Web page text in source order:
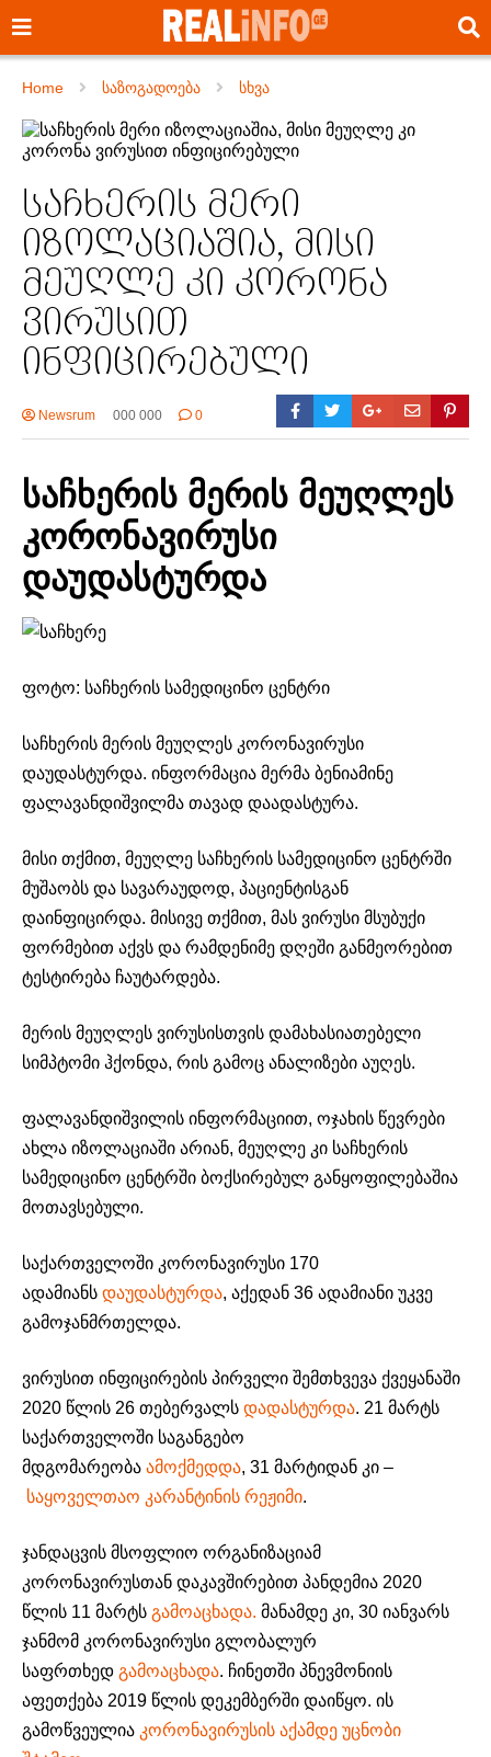
Home საზოგადოება სხვა
საჩხერის მერი
იზოლაციაშია, მისი
მეუღლე კი კორონა
ვირუსით
ინფიცირებული
Newsrum 000 000 0
საჩხერის მერის მეუღლეს
კორონავირუსი
დაუდასტურდა
ფოტო: საჩხერის სამედიცინო ცენტრი
საჩხერის მერის მეუღლეს კორონავირუსი
დაუდასტურდა. ინფორმაცია მერმა ბენიამინე
ფალავანდიშვილმა თავად დაადასტურა.
მისი თქმით, მეუღლე საჩხერის სამედიცინო ცენტრში
მუშაობს და სავარაუდოდ, პაციენტისგან
დაინფიცირდა. მისივე თქმით, მას ვირუსი მსუბუქი
ფორმებით აქვს და რამდენიმე დღეში განმეორებით
ტესტირება ჩაუტარდება.
მერის მეუღლეს ვირუსისთვის დამახასიათებელი
სიმპტომი ჰქონდა, რის გამოც ანალიზები აუღეს.
ფალავანდიშვილის ინფორმაციით, ოჯახის წევრები
ახლა იზოლაციაში არიან, მეუღლე კი საჩხერის
სამედიცინო ცენტრში ბოქსირებულ განყოფილებაშია
მოთავსებული.
საქართველოში კორონავირუსი 170
ადამიანს დაუდასტურდა, აქედან 36 ადამიანი უკვე
გამოჯანმრთელდა.
ვირუსით ინფიცირების პირველი შემთხვევა ქვეყანაში
2020 წლის 26 თებერვალს დადასტურდა. 21 მარტს
საქართველოში საგანგებო
მდგომარეობა ამოქმედდა, 31 მარტიდან კი –
საყოველთაო კარანტინის რეჟიმი.
ჯანდაცვის მსოფლიო ორგანიზაციამ
კორონავირუსთან დაკავშირებით პანდემია 2020
წლის 11 მარტს გამოაცხადა. მანამდე კი, 30 იანვარს
ჯანმომ კორონავირუსი გლობალურ
საფრთხედ გამოაცხადა. ჩინეთში პნევმონიის
აფეთქება 2019 წლის დეკემბერში დაიწყო. ის
გამოწვეულია კორონავირუსის აქამდე უცნობი